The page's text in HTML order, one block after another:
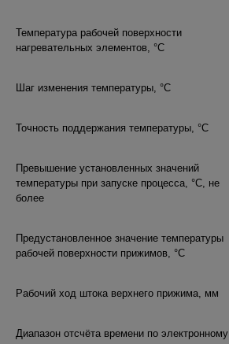
Температура рабочей поверхности
нагревательных элементов, °С
Шаг изменения температуры, °С
Точность поддержания температуры, °С
Превышение установленных значений
температуры при запуске процесса, °С, не
более
Предустановленное значение температуры
рабочей поверхности прижимов, °С
Рабочий ход штока верхнего прижима, мм
Диапазон отсчёта времени по электронному